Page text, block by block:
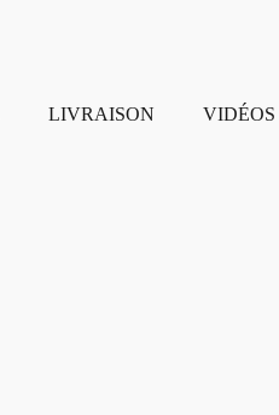
LIVRAISON VIDÉOS